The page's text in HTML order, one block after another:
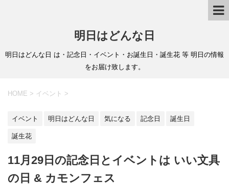
明日はどんな日
明日はどんな日 は・記念日・イベント・お誕生日・誕生花 等 明日の情報
をお届け致します。
HOME > イベント >
イベント 明日はどんな日 気になる 記念日 誕生日
誕生花
11月29日の記念日とイベントは いい文具
の日 & カモンフェス